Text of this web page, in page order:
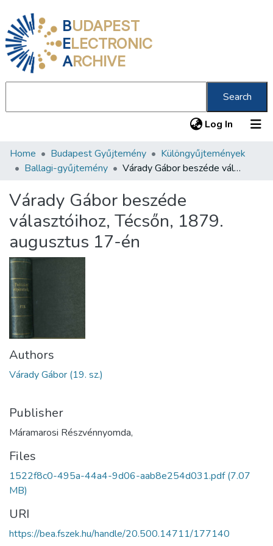
BUDAPEST
ELECTRONIC
ARCHIVE
Search
Log In (current)
Communities & Collections
Statistics
About us
Home Budapest Gyűjtemény
Különgyűjtemények
Ballagi-gyűjtemény
Várady Gábor beszéde választóihoz, Técsőn, 1879. augusztus 17-én
Várady Gábor beszéde
választóihoz, Técsőn, 1879.
augusztus 17-én
Authors
Várady Gábor (19. sz.)
Publisher
Máramarosi Részvénnyomda,
Files
1522f8c0-495a-44a4-9d06-aab8e254d031.pdf(7.07
MB)
URI
https://bea.fszek.hu/handle/20.500.14711/177140